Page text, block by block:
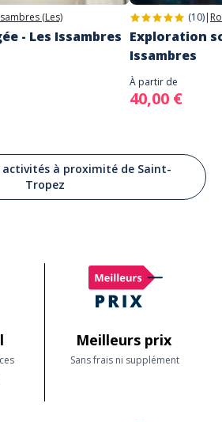
guest to the vineyards so they can see the
better the production. Really happy
rest ;)
(Les)
- Les Issambres
(10)|
Exploration
Issambres
À partir de
40,00 €
à proximité de Saint-
Tropez
Meilleurs prix
Sans frais ni supplément